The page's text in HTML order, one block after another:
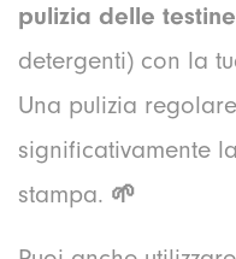
pulizia delle
detergenti) con la
Una pulizia
significativamente
stampa. 🌱